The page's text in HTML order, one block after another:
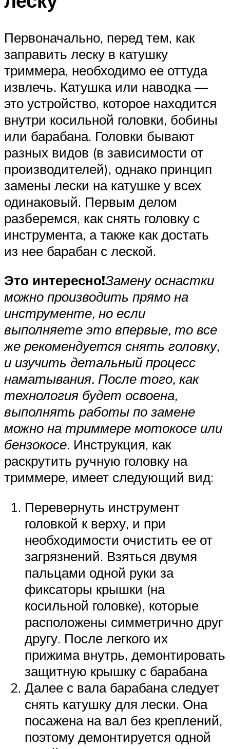
Первоначально, перед тем, как
заправить леску в катушку
триммера, необходимо ее оттуда
извлечь. Катушка или наводка —
это устройство, которое находится
внутри косильной головки, бобины
или барабана. Головки бывают
разных видов (в зависимости от
производителей), однако принцип
замены лески на катушке у всех
одинаковый. Первым делом
разберемся, как снять головку с
инструмента, а также как достать
из нее барабан с леской.
Это интересно!Замену оснастки
можно производить прямо на
инструменте, но если
выполняете это впервые, то все
же рекомендуется снять головку,
и изучить детальный процесс
наматывания. После того, как
технология будет освоена,
выполнять работы по замене
можно на триммере мотокосе или
бензокосе. Инструкция, как
раскрутить ручную головку на
триммере, имеет следующий вид:
Перевернуть инструмент
головкой к верху, и при
необходимости очистить ее от
загрязнений. Взяться двумя
пальцами одной руки за
фиксаторы крышки (на
косильной головке), которые
расположены симметрично друг
другу. После легкого их
прижима внутрь, демонтировать
защитную крышку с барабана
Далее с вала барабана следует
снять катушку для лески. Она
посажена на вал без креплений,
поэтому демонтируется одной